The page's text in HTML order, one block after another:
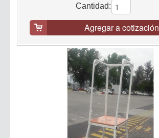
Cantidad:
Agregar a cotización